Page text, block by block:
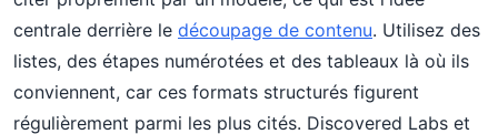
centrale derrière le découpage de contenu. Utilisez des
listes, des étapes numérotées et des tableaux là où ils
conviennent, car ces formats structurés figurent
régulièrement parmi les plus cités. Discovered Labs et